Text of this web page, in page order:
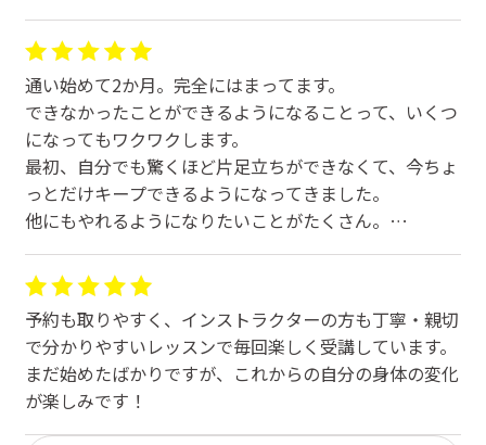
通い始めて2か月。完全にはまってます。
できなかったことができるようになることって、いくつ
になってもワクワクします。
最初、自分でも驚くほど片足立ちができなくて、今ちょ
っとだけキープできるようになってきました。
他にもやれるようになりたいことがたくさん。
予約も取りやすく、インストラクターの方も丁寧・親切
で分かりやすいレッスンで毎回楽しく受講しています。
まだ始めたばかりですが、これからの自分の身体の変化
が楽しみです！